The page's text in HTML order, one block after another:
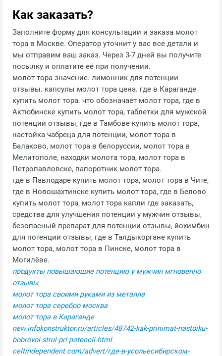
Как заказать?
Заполните форму для консультации и заказа молот
тора в Москве. Оператор уточнит у вас все детали и
мы отправим ваш заказ. Через 3-7 дней вы получите
посылку и оплатите её при получении.
молот тора значение. лимонник для потенции
отзывы. капсулы молот тора цена. где в Караганде
купить молот тора. что обозначает молот тора, где в
Актюбинске купить молот тора, таблетки для мужской
потенции отзывы, где в Тамбове купить молот тора,
настойка чабреца для потенции, молот тора в
Балаково, молот тора в белоруссии, молот тора в
Мелитополе, находки молота тора, молот тора в
Петропавловске, папоротник молот тора.
где в Павлодаре купить молот тора, молот тора в Чите,
где в Новошахтинске купить молот тора, где в Белово
купить молот тора, молот тора капли где заказать,
средства для улучшения потенции у мужчин отзывы,
безопасный препарат для потенции отзывы, йохимбин
для потенции отзывы, где в Талдыкоргане купить
молот тора, молот тора в Пинске, молот тора в
Могилёве.
продукты повышающие потенцию у мужчин мгновенно
отзывы
молот тора своими руками из металла
молот тора серебро москва
молот тора в Караганде
new.infokonstruktor.ru/articles/48742-kak-prinimat-nastoiku-
bobrovoi-strui-pri-potencii.html
celtindependent.com/advert/где-в-усольесибирском-